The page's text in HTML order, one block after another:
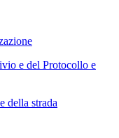
e del Protocollo e
della strada